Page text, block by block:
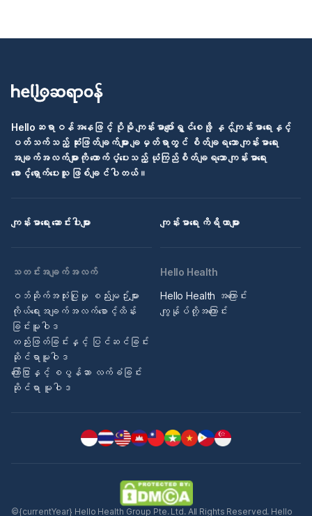
Helloဆရာဝန်အနေဖြင့် ပိုမို ကျန်းမာပျော်ရွှင်စေဖို့ နှင့်ကျန်းမာရေးနှင့်
ပတ်သက်သည့် ဆုံးဖြတ်ချက်များ ချမှတ်ရာတွင် စိတ်ချရသော ကျန်းမာရေး
အချက်အလက်များကို ထောက်ပံ့ပေးသည့် ယုံကြည်စိတ်ချရသော ကျန်းမာရေး
စောင့်ရှောက်ပေးသူ ဖြစ်ချင်ပါတယ်။
ကျန်းမာရေး ဆောင်းပါးများ ကျန်းမာရေး ကိရိယာများ
သတင်းအချက်အလက်
ဝဘ်ဆိုက်အသုံးပြုမှု စည်းမျဉ်းများ
ကိုယ်ရေးအချက်အလက်စောင့်ထိန်း
ခြင်းမူဝါဒ
တည်းဖြတ်ခြင်းနှင့် ပြင်ဆင်ခြင်း
ဆိုင်ရာမူဝါဒ
ကြော်ငြာနှင့် စပွန်ဆာ လက်ခံခြင်း
ဆိုင်ရာ မူဝါဒ
Hello Health
Hello Health အကြောင်း
ကျွန်ုပ်တို့အကြောင်း
©{currentYear} Hello Health Group Pte. Ltd. All Rights Reserved. Hello